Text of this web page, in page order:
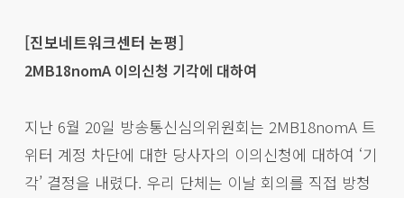
[진보네트워크센터 논평]
2MB18nomA 이의신청 기각에 대하여
지난 6월 20일 방송통신심의위원회는 2MB18nomA 트
위터 계정 차단에 대한 당사자의 이의신청에 대하여 ‘기
각’ 결정을 내렸다. 우리 단체는 이날 회의를 직접 방청